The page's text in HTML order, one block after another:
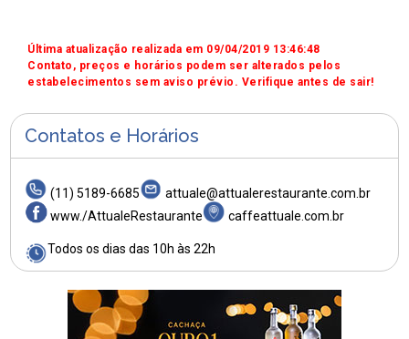
Última atualização realizada em 09/04/2019 13:46:48
Contato, preços e horários podem ser alterados pelos
estabelecimentos sem aviso prévio. Verifique antes de sair!
Contatos e Horários
(11) 5189-6685
attuale@attualerestaurante.com.br
www./AttualeRestaurante
caffeattuale.com.br
Todos os dias das 10h às 22h